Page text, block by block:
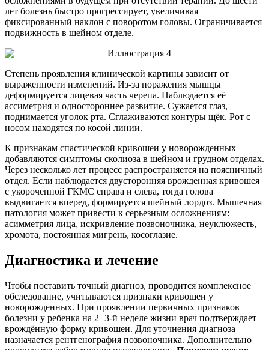
лет болезнь быстро прогрессирует, увеличивая
фиксированный наклон с поворотом головы. Ограничивается
подвижность в шейном отделе.
Степень проявления клинической картины зависит от
выраженности изменений. Из-за поражения мышцы
деформируется лицевая часть черепа. Наблюдается её
ассиметрия и одностороннее развитие. Сужается глаз,
поднимается уголок рта. Сглаживаются контуры щёк. Рот с
носом находятся по косой линии.
К признакам спастической кривошеи у новорожденных
добавляются симптомы сколиоза в шейном и грудном отделах.
Через несколько лет процесс распространяется на поясничный
отдел. Если наблюдается двусторонняя врожденная кривошея
с укороченной ГКМС справа и слева, тогда голова
выдвигается вперед, формируется шейный лордоз. Мышечная
патология может привести к серьезным осложнениям:
асимметрия лица, искривление позвоночника, неуклюжесть,
хромота, постоянная мигрень, косоглазие.
Диагностика и лечение
Чтобы поставить точный диагноз, проводится комплексное
обследование, учитываются признаки кривошеи у
новорожденных. При проявлении первичных признаков
болезни у ребенка на 2−3-й неделе жизни врач подтверждает
врождённую форму кривошеи. Для уточнения диагноза
назначается рентгенография позвоночника. Дополнительно